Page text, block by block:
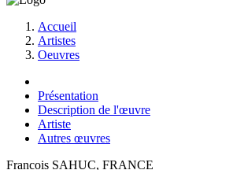
Accueil
Artistes
Oeuvres
Présentation
Description de l'œuvre
Artiste
Autres œuvres
Francois SAHUC, FRANCE